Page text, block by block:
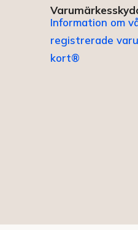
Information om
registrerade
kort®